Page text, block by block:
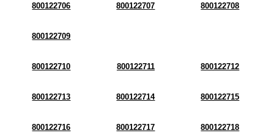
800122706 800122707 800122708
800122709
800122710 800122711 800122712
800122713 800122714 800122715
800122716 800122717 800122718